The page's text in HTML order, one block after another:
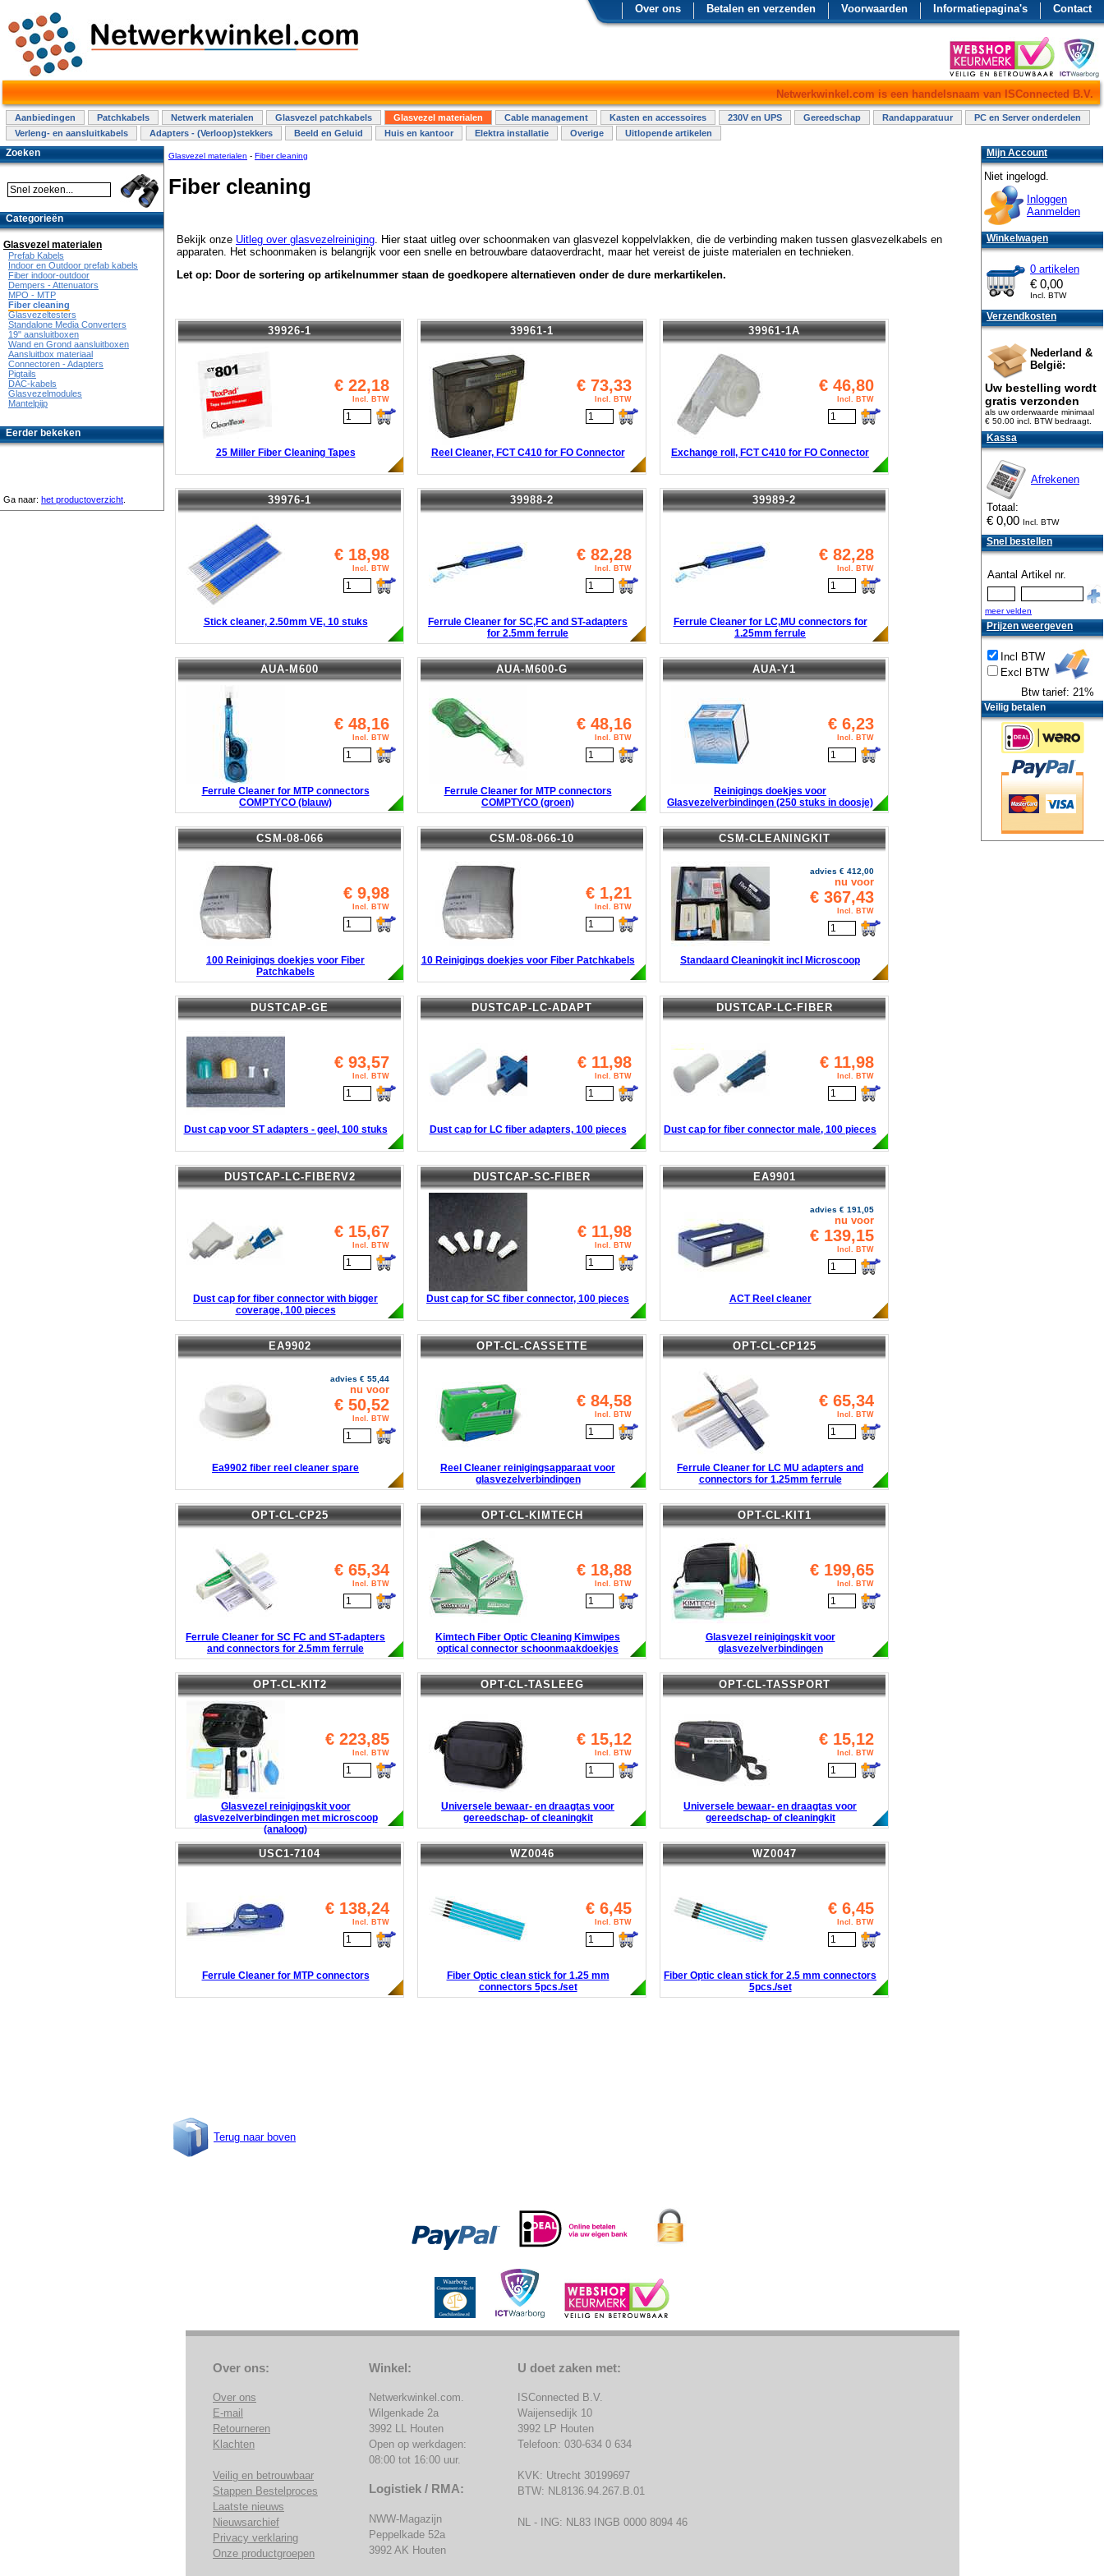
Contact
Informatiepagina's
Voorwaarden
Betalen en verzenden
Over ons
Netwerkwinkel.com is een handelsnaam van ISConnected B.V.
Aanbiedingen Patchkabels Netwerk materialen Glasvezel patchkabels Glasvezel materialen Cable management Kasten en accessoires 230V en UPS Gereedschap Randapparatuur
PC en Server onderdelen
Verleng- en aansluitkabels
Adapters - (Verloop)stekkers Beeld en Geluid Huis en kantoor Elektra installatie Overige Uitlopende artikelen
Glasvezel materialen - Fiber cleaning
Fiber cleaning
Bekijk onze Uitleg over glasvezelreiniging . Hier staat uitleg over schoonmaken van glasvezel koppelvlakken, die de verbinding maken tussen glasvezelkabels en
apparaten. Het schoonmaken is belangrijk voor een snelle en betrouwbare dataoverdracht, maar het vereist de juiste materialen en technieken.
Let op: Door de sortering op artikelnummer staan de goedkopere alternatieven onder de dure merkartikelen.
39926-1
€ 22,18
Incl. BTW
25 Miller Fiber Cleaning Tapes
39961-1
€ 73,33
Incl. BTW
Reel Cleaner, FCT C410 for FO Connector
39961-1A
€ 46,80
Incl. BTW
Exchange roll, FCT C410 for FO Connector
39976-1
€ 18,98
Incl. BTW
Stick cleaner, 2.50mm VE, 10 stuks
39988-2
€ 82,28
Incl. BTW
Ferrule Cleaner for SC,FC and ST-adapters
for 2.5mm ferrule
39989-2
€ 82,28
Incl. BTW
Ferrule Cleaner for LC,MU connectors for
1.25mm ferrule
AUA-M600
€ 48,16
Incl. BTW
Ferrule Cleaner for MTP connectors
COMPTYCO (blauw)
AUA-M600-G
€ 48,16
Incl. BTW
Ferrule Cleaner for MTP connectors
COMPTYCO (groen)
AUA-Y1
€ 6,23
Incl. BTW
Reinigings doekjes voor
Glasvezelverbindingen (250 stuks in doosje)
CSM-08-066
€ 9,98
Incl. BTW
100 Reinigings doekjes voor Fiber
Patchkabels
CSM-08-066-10
€ 1,21
Incl. BTW
10 Reinigings doekjes voor Fiber Patchkabels
CSM-CLEANINGKIT
advies € 412,00
nu voor
€ 367,43
Incl. BTW
Standaard Cleaningkit incl Microscoop
DUSTCAP-GE
€ 93,57
Incl. BTW
Dust cap voor ST adapters - geel, 100 stuks
DUSTCAP-LC-ADAPT
€ 11,98
Incl. BTW
Dust cap for LC fiber adapters, 100 pieces
DUSTCAP-LC-FIBER
€ 11,98
Incl. BTW
Dust cap for fiber connector male, 100 pieces
DUSTCAP-LC-FIBERV2
€ 15,67
Incl. BTW
Dust cap for fiber connector with bigger
coverage, 100 pieces
DUSTCAP-SC-FIBER
€ 11,98
Incl. BTW
Dust cap for SC fiber connector, 100 pieces
EA9901
advies € 191,05
nu voor
€ 139,15
Incl. BTW
ACT Reel cleaner
EA9902
advies € 55,44
nu voor
€ 50,52
Incl. BTW
Ea9902 fiber reel cleaner spare
OPT-CL-CASSETTE
€ 84,58
Incl. BTW
Reel Cleaner reinigingsapparaat voor
glasvezelverbindingen
OPT-CL-CP125
€ 65,34
Incl. BTW
Ferrule Cleaner for LC MU adapters and
connectors for 1.25mm ferrule
OPT-CL-CP25
€ 65,34
Incl. BTW
Ferrule Cleaner for SC FC and ST-adapters
and connectors for 2.5mm ferrule
OPT-CL-KIMTECH
€ 18,88
Incl. BTW
Kimtech Fiber Optic Cleaning Kimwipes
optical connector schoonmaakdoekjes
OPT-CL-KIT1
€ 199,65
Incl. BTW
Glasvezel reinigingskit voor
glasvezelverbindingen
OPT-CL-KIT2
€ 223,85
Incl. BTW
Glasvezel reinigingskit voor
glasvezelverbindingen met microscoop
(analoog)
OPT-CL-TASLEEG
€ 15,12
Incl. BTW
Universele bewaar- en draagtas voor
gereedschap- of cleaningkit
OPT-CL-TASSPORT
€ 15,12
Incl. BTW
Universele bewaar- en draagtas voor
gereedschap- of cleaningkit
USC1-7104
€ 138,24
Incl. BTW
Ferrule Cleaner for MTP connectors
WZ0046
€ 6,45
Incl. BTW
Fiber Optic clean stick for 1.25 mm
connectors 5pcs./set
WZ0047
€ 6,45
Incl. BTW
Fiber Optic clean stick for 2.5 mm connectors
5pcs./set
Terug naar boven
Zoeken
Categorieën
Glasvezel materialen
Prefab Kabels
Indoor en Outdoor prefab kabels
Fiber indoor-outdoor
Dempers - Attenuators
MPO - MTP
Fiber cleaning
Glasvezeltesters
Standalone Media Converters
19" aansluitboxen
Wand en Grond aansluitboxen
Aansluitbox materiaal
Connectoren - Adapters
Pigtails
DAC-kabels
Glasvezelmodules
Mantelpijp
Eerder bekeken
Ga naar: het productoverzicht
Mijn Account
Niet ingelogd.
Inloggen
Aanmelden
Winkelwagen
0 artikelen
€ 0,00
Incl. BTW
Verzendkosten
Nederland &
België:
Uw bestelling wordt
gratis verzonden
als uw orderwaarde minimaal
€ 50.00 incl. BTWbedraagt.
Kassa
Afrekenen
Totaal:
€ 0,00 Incl. BTW
Snel bestellen
Aantal Artikel nr.
meer velden
Prijzen weergeven
Incl BTW
Excl BTW
Btw tarief: 21%
Veilig betalen
Over ons:
Over ons
E-mail
Retourneren
Klachten
Veilig en betrouwbaar
Stappen Bestelproces
Laatste nieuws
Nieuwsarchief
Privacy verklaring
Onze productgroepen
Winkel:
Netwerkwinkel.com.
Wilgenkade 2a
3992 LL Houten
Open op werkdagen:
08:00 tot 16:00 uur.
Logistiek / RMA:
NWW-Magazijn
Peppelkade 52a
3992 AK Houten
U doet zaken met:
ISConnected B.V.
Waijensedijk 10
3992 LP Houten
Telefoon: 030-634 0 634
KVK: Utrecht 30199697
BTW: NL8136.94.267.B.01
NL - ING: NL83 INGB 0000 8094 46